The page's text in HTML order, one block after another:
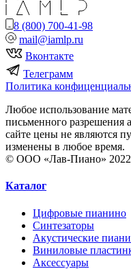
8 (800) 700-41-98
mail@iamlp.ru
Вконтакте
Телеграмм
Политика
Любое использование
письменного разрешения
сайте цены не являются
изменены в любое время.
© ООО «Лав-Пиано» 2022
Каталог
Цифровые пианино
Синтезаторы
Акустические
Виниловые
Аксессуары